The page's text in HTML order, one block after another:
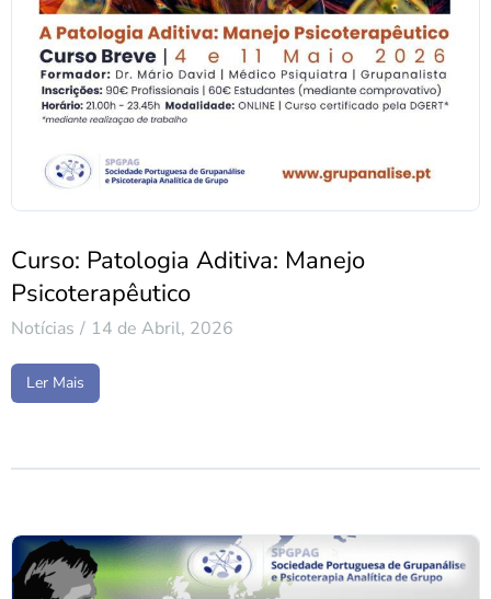
Curso: Patologia Aditiva: Manejo
Psicoterapêutico
Notícias 14 de Abril, 2026
Ler Mais